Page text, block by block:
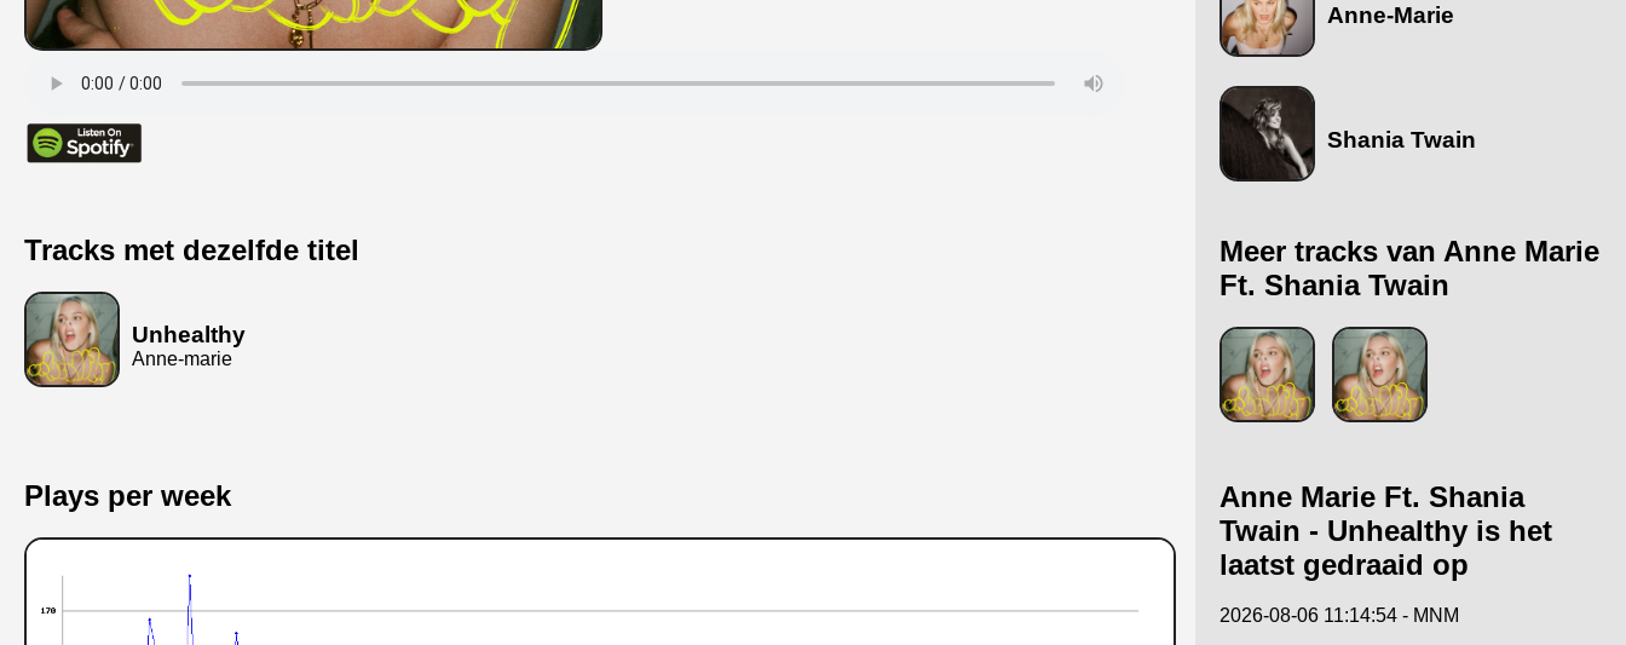
Tracks met dezelfde titel
Unhealthy
Anne-marie
Plays per week
Anne-Marie
Shania Twain
Meer tracks van Anne Marie
Ft. Shania Twain
Anne Marie Ft. Shania
Twain - Unhealthy is het
laatst gedraaid op
2026-08-06 11:14:54 - MNM